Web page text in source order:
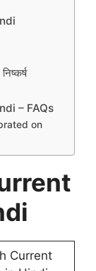
– FAQs
on
Current